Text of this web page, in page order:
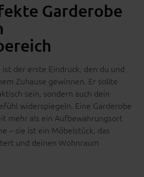
Garderobe
der erste Eindruck, den du und
Zuhause gewinnen. Er sollte
sein, sondern auch dein
widerspiegeln. Eine Garderobe
mehr als ein Aufbewahrungsort
– sie ist ein Möbelstück, das
und deinen Wohnraum